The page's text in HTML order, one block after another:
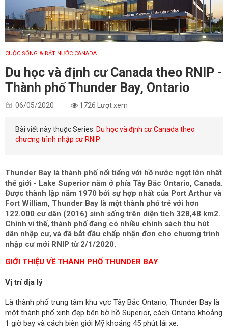
CUỘC SỐNG & ĐẤT NƯỚC CANADA
Du học và định cư Canada theo RNIP -
Thành phố Thunder Bay, Ontario
06/05/2020 1726 Lượt xem
Bài viết này thuộc Series: Du học và định cư Canada theo
chương trình nhập cư RNIP
Thunder Bay là thành phố nổi tiếng với hồ nước ngọt lớn nhất
thế giới - Lake Superior nằm ở phía Tây Bắc Ontario, Canada.
Được thành lập năm 1970 bởi sự hợp nhất của Port Arthur và
Fort William, Thunder Bay là một thành phố trẻ với hơn
122.000 cư dân (2016) sinh sống trên diện tích 328,48 km2.
Chính vì thế, thành phố đang có nhiều chính sách thu hút
dân nhập cư, và đã bắt đầu chấp nhận đơn cho chương trình
nhập cư mới RNIP từ 2/1/2020.
GIỚI THIỆU VỀ THÀNH PHỐ THUNDER BAY
Vị trí địa lý
Là thành phố trung tâm khu vực Tây Bắc Ontario, Thunder Bay là
một thành phố xinh đẹp bên bờ hồ Superior, cách Ontario khoảng
1 giờ bay và cách biên giới Mỹ khoảng 45 phút lái xe.